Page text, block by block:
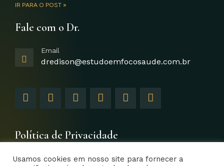
IR PARA O POST »
Fale com o Dr.
Email
dredison@estudoemfocosaude.com.br
F
a
b
o
o
I
n
a
g
r
T
w
t
e
r
Y
o
u
b
e
L
i
d
i
G
o
e
-
Política de Privacidade
Usamos cookies em nosso site para fornecer a